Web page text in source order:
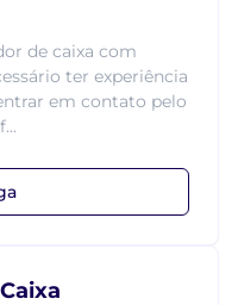
de caixa com
ter experiência
em contato pelo